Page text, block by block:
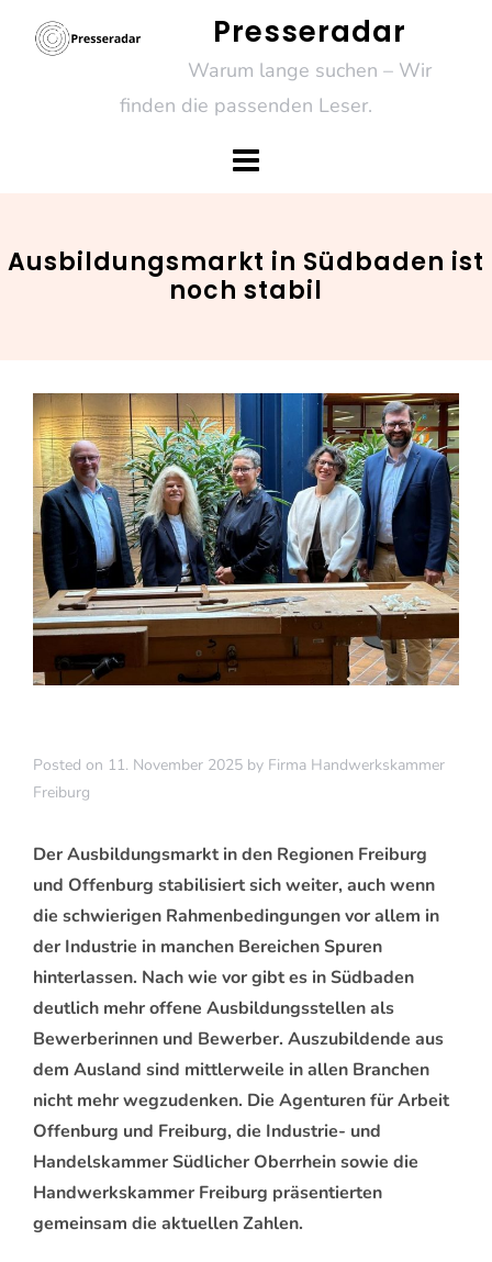
Presseradar
Warum lange suchen – Wir
finden die passenden Leser.
Ausbildungsmarkt in Südbaden ist
noch stabil
Posted on 11. November 2025 by Firma Handwerkskammer
Freiburg
Der Ausbildungsmarkt in den Regionen Freiburg
und Offenburg stabilisiert sich weiter, auch wenn
die schwierigen Rahmenbedingungen vor allem in
der Industrie in manchen Bereichen Spuren
hinterlassen. Nach wie vor gibt es in Südbaden
deutlich mehr offene Ausbildungsstellen als
Bewerberinnen und Bewerber. Auszubildende aus
dem Ausland sind mittlerweile in allen Branchen
nicht mehr wegzudenken. Die Agenturen für Arbeit
Offenburg und Freiburg, die Industrie- und
Handelskammer Südlicher Oberrhein sowie die
Handwerkskammer Freiburg präsentierten
gemeinsam die aktuellen Zahlen.